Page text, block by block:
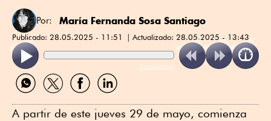
Por: María Fernanda Sosa Santiago
Publicado: 28.05.2025 - 11:51 Actualizado: 28.05.2025 - 13:43
ReadSpeaker
Compartir
por
Compartir
por
Compartir
por
Compartir
por
A partir de este jueves 29 de mayo, comienza